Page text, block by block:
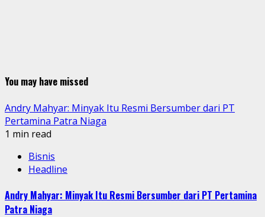
You may have missed
Andry Mahyar: Minyak Itu Resmi Bersumber dari PT
Pertamina Patra Niaga
1 min read
Bisnis
Headline
Andry Mahyar: Minyak Itu Resmi Bersumber dari PT Pertamina
Patra Niaga